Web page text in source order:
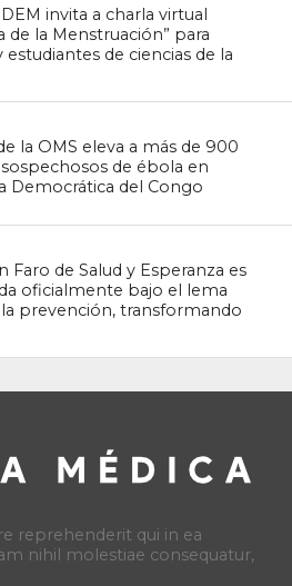
invita a charla virtual
de la Menstruación” para
estudiantes de ciencias de la
la OMS eleva a más de 900
sospechosos de ébola en
Democrática del Congo
Faro de Salud y Esperanza es
oficialmente bajo el lema
la prevención, transformando
reprehenderit qui in ea
nihil molestiae consequatur,